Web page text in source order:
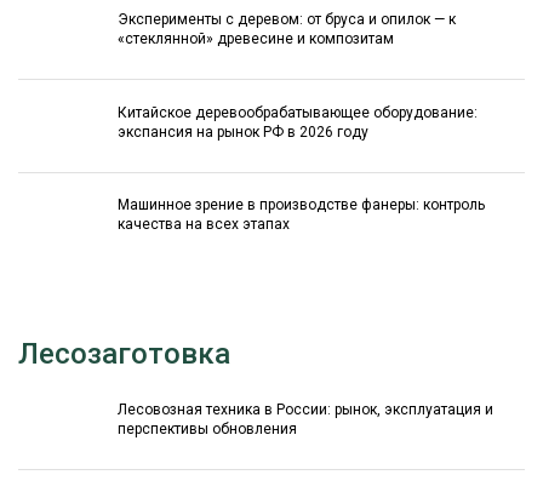
Эксперименты с деревом: от бруса и опилок — к
«стеклянной» древесине и композитам
Китайское деревообрабатывающее оборудование:
экспансия на рынок РФ в 2026 году
Машинное зрение в производстве фанеры: контроль
качества на всех этапах
Лесозаготовка
Лесовозная техника в России: рынок, эксплуатация и
перспективы обновления